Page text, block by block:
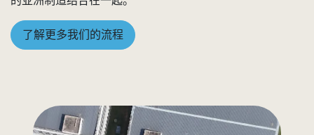
了解更多我们的流程